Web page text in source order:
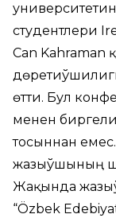
студентлери
Can Kahraman
өтти. Бул
менен
тосыннан
жазыўшының
Жақында
“Özbek